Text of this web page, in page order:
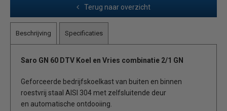
Terug naar overzicht
Beschrijving Specificaties
Saro GN 60 DTV Koel en Vries combinatie 2/1 GN
Geforceerde bedrijfskoelkast van buiten en binnen
roestvrij staal AISI 304 met zelfsluitende deur
en automatische ontdooiing.